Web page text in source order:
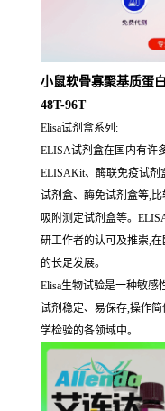
小鼠软骨寡聚基质蛋
48T-96T
Elisa试剂盒系列:
ELISA试剂盒在国内有许
ELISAKit、酶联免疫试剂
试剂盒、酶免试剂盒等,
吸附测定试剂盒等。
研工作者的认可及推崇,
的长足发展。
Elisa生物试验是一种敏感
试剂稳定、易保存,操作
学检验的各领域中。